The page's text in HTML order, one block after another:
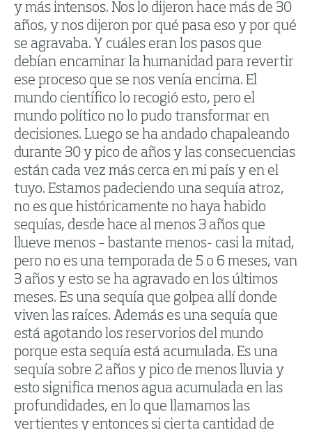
y más intensos. Nos lo dijeron hace más de 30
años, y nos dijeron por qué pasa eso y por qué
se agravaba. Y cuáles eran los pasos que
debían encaminar la humanidad para revertir
ese proceso que se nos venía encima. El
mundo científico lo recogió esto, pero el
mundo político no lo pudo transformar en
decisiones. Luego se ha andado chapaleando
durante 30 y pico de años y las consecuencias
están cada vez más cerca en mi país y en el
tuyo. Estamos padeciendo una sequía atroz,
no es que históricamente no haya habido
sequías, desde hace al menos 3 años que
llueve menos – bastante menos- casi la mitad,
pero no es una temporada de 5 o 6 meses, van
3 años y esto se ha agravado en los últimos
meses. Es una sequía que golpea allí donde
viven las raíces. Además es una sequía que
está agotando los reservorios del mundo
porque esta sequía está acumulada. Es una
sequía sobre 2 años y pico de menos lluvia y
esto significa menos agua acumulada en las
profundidades, en lo que llamamos las
vertientes y entonces si cierta cantidad de